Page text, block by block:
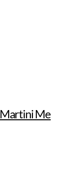
Me